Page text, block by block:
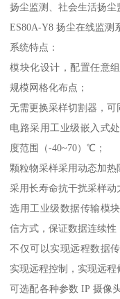
扬尘监测、社会生活扬尘
ES80A-Y8 扬尘在线监测
系统特点：
模块化设计，配置任意
规模网格化布点；
无需更换采样切割器，可
电路采用工业级嵌入式
度范围（-40~70）℃；
颗粒物采样采用动态加热
采用长寿命抗干扰采样动
选用工业级数据传输模
信方式，保证数据连续性
不仅可以实现远程数据
实现远程控制，实现远程
可选配各种参数 IP 摄像